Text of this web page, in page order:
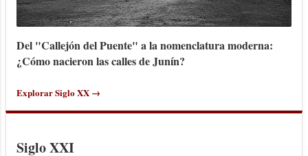
Del "Callejón del Puente" a la nomenclatura moderna:
¿Cómo nacieron las calles de Junín?
Explorar Siglo XX →
Siglo XXI